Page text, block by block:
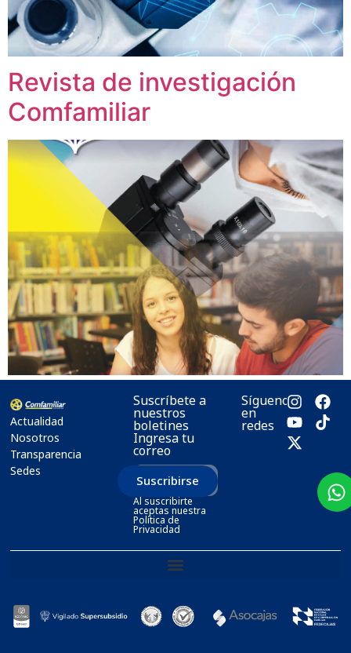
Revista de investigación
Comfamiliar
Actualidad
Nosotros
Transparencia
Sedes
Suscríbete a
nuestros
boletines
Ingresa tu
correo
Suscribirse
Al suscribirte
aceptas nuestra
Política de
Privacidad
Síguenos
en
redes